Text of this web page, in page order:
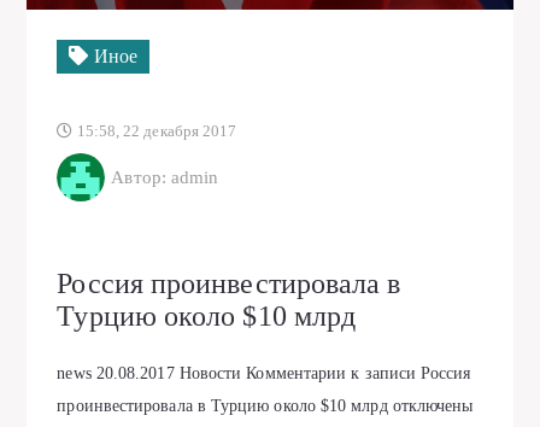
Иное
15:58, 22 декабря 2017
Автор: admin
Россия проинвестировала в
Турцию около $10 млрд
news 20.08.2017 Новости Комментариик записи Россия
проинвестировала в Турцию около $10 млрдотключены